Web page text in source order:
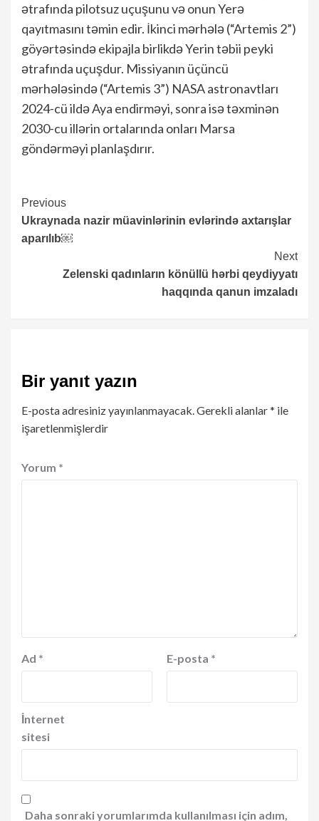
ətrafında pilotsuz uçuşunu və onun Yerə
qayıtmasını təmin edir. İkinci mərhələ (“Artemis 2”)
göyərtəsində ekipajla birlikdə Yerin təbii peyki
ətrafında uçuşdur. Missiyanın üçüncü
mərhələsində (“Artemis 3”) NASA astronavtları
2024-cü ildə Aya endirməyi, sonra isə təxminən
2030-cu illərin ortalarında onları Marsa
göndərməyi planlaşdırır.
Continue
Reading
Previous
Ukraynada nazir müavinlərinin evlərində axtarışlar
aparılıb￼
Next
Zelenski qadınların könüllü hərbi qeydiyyatı
haqqında qanun imzaladı
Bir yanıt yazın
E-posta adresiniz yayınlanmayacak.Gerekli alanlar* ile
işaretlenmişlerdir
Yorum *
Ad * E-posta *
İnternet
sitesi
Daha sonraki yorumlarımda kullanılması için adım,